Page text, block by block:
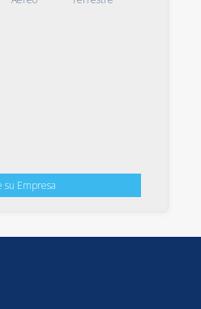
su Empresa